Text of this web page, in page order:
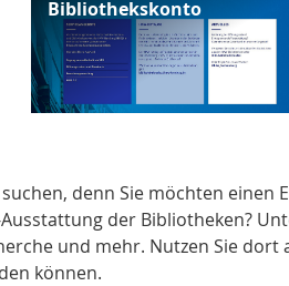
Bibliothekskonto
denn Sie möchten
der Bibliotheken?
und mehr. Nutzen Sie dort
können.